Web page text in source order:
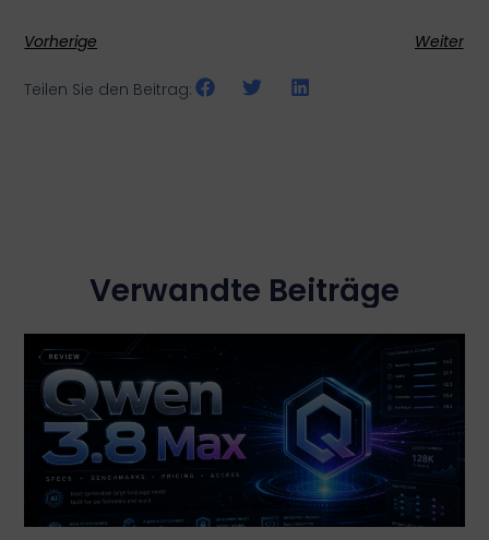
Vorherige Weiter
Teilen Sie den Beitrag:
Verwandte Beiträge